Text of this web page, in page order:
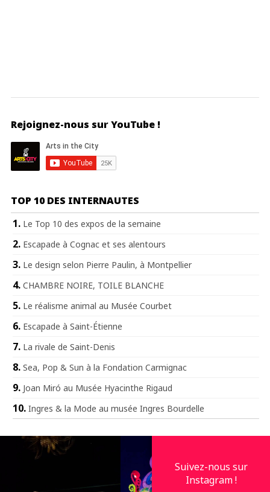
Rejoignez-nous sur YouTube !
TOP 10 DES INTERNAUTES
Le Top 10 des expos de la semaine
Escapade à Cognac et ses alentours
Le design selon Pierre Paulin, à Montpellier
CHAMBRE NOIRE, TOILE BLANCHE
Le réalisme animal au Musée Courbet
Escapade à Saint-Étienne
La rivale de Saint-Denis
Sea, Pop & Sun à la Fondation Carmignac
Joan Miró au Musée Hyacinthe Rigaud
Ingres & la Mode au musée Ingres Bourdelle
Suivez-nous sur
Instagram !